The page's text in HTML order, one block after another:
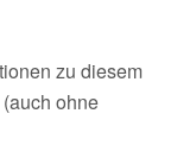
zu diesem
ohne